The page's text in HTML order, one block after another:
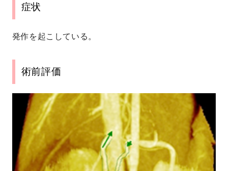
症状
発作を起こしている。
術前評価